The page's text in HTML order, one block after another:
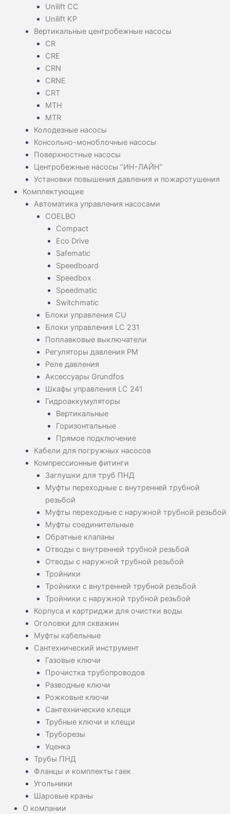
Unilift CC
Unilift KP
Вертикальные центробежные насосы
CR
CRE
CRN
CRNE
CRT
MTH
MTR
Колодезные насосы
Консольно-моноблочные насосы
Поверхностные насосы
Центробежные насосы “ИН-ЛАЙН”
Установки повышения давления и пожаротушения
Комплектующие
Автоматика управления насосами
COELBO
Compact
Eco Drive
Safematic
Speedboard
Speedbox
Speedmatic
Switchmatic
Блоки управления CU
Блоки управления LC 231
Поплавковые выключатели
Регуляторы давления PM
Реле давления
Аксессуары Grundfos
Шкафы управления LC 241
Гидроаккумуляторы
Вертикальные
Горизонтальные
Прямое подключение
Кабели для погружных насосов
Компрессионные фитинги
Заглушки для труб ПНД
Муфты переходные с внутренней трубной
резьбой
Муфты переходные с наружной трубной резьбой
Муфты соединительные
Обратные клапаны
Отводы с внутренней трубной резьбой
Отводы с наружной трубной резьбой
Тройники
Тройники с внутренней трубной резьбой
Тройники с наружной трубной резьбой
Корпуса и картриджи для очистки воды
Оголовки для скважин
Муфты кабельные
Сантехнический инструмент
Газовые ключи
Прочистка трубопроводов
Разводные ключи
Рожковые ключи
Сантехнические клещи
Трубные ключи и клещи
Труборезы
Уценка
Трубы ПНД
Фланцы и комплекты гаек
Угольники
Шаровые краны
О компании